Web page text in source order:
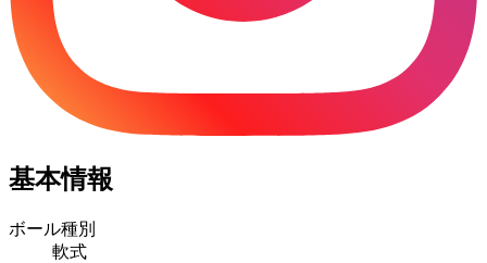
基本情報
ボール種別
軟式